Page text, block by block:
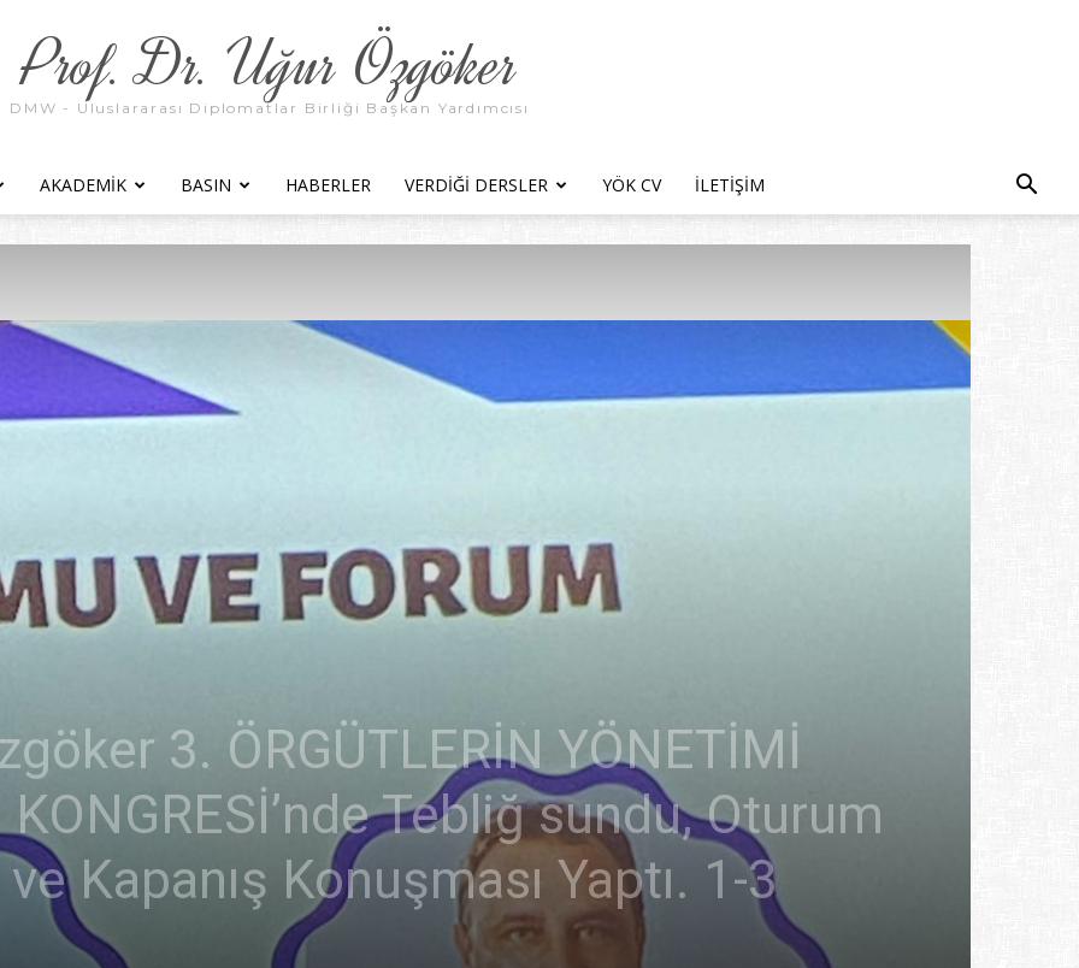
Prof. Dr. Uğur Özgöker
DMW - Uluslararası Diplomatlar Birliği Başkan Yardımcısı
AKADEMIK BASIN HABERLER VERDIĞI DERSLER YÖK CV İLETIŞIM
3. ÖRGÜTLERİN YÖNETİMİ
Tebliğ sundu, Oturum
ve Kapanış Konuşması Yaptı. 1-3